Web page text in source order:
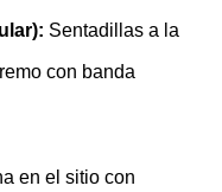
Sentadillas a la
con banda
en el sitio con